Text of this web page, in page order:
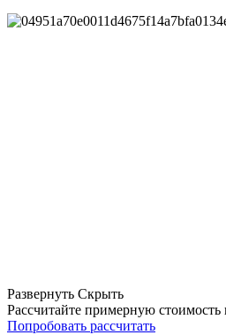
Развернуть Скрыть
Рассчитайте примерную
Попробовать рассчитать